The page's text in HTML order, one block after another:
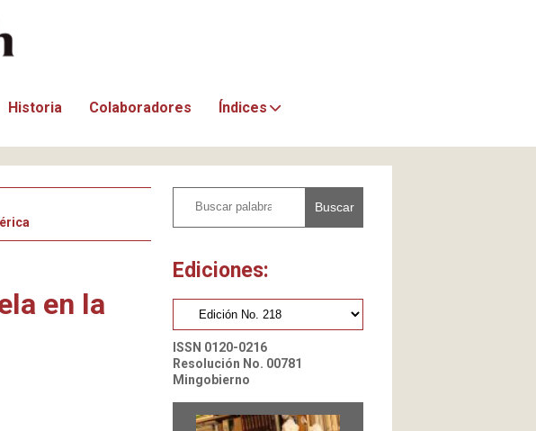
Historia Colaboradores Índices
en la
Buscar
Ediciones:
ISSN 0120-0216
Resolución No. 00781
Mingobierno